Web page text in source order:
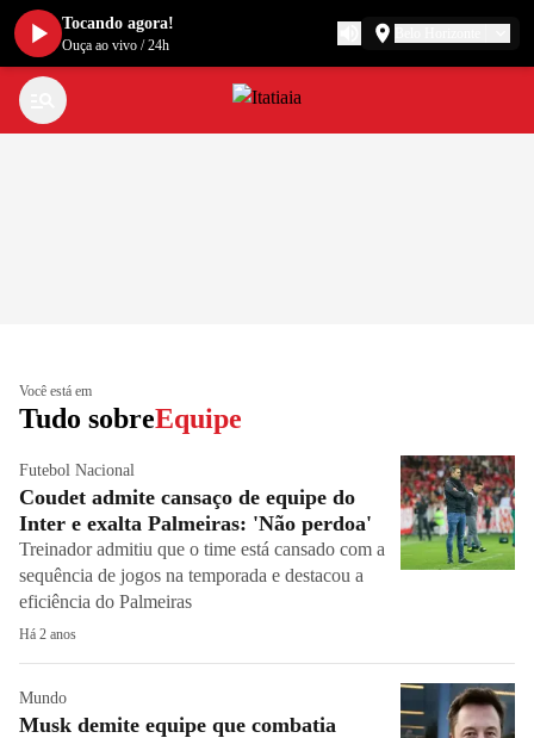
Você está em
Tudo sobreEquipe
Futebol Nacional
Coudet admite cansaço de equipe do
Inter e exalta Palmeiras: 'Não perdoa'
Treinador admitiu que o time está cansado com a
sequência de jogos na temporada e destacou a
eficiência do Palmeiras
Há 2 anos
Mundo
Musk demite equipe que combatia
Tocando agora!
Ouça ao vivo /24h